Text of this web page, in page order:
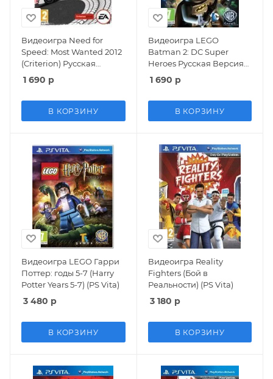
Видеоигра Need for
Speed: Most Wanted 2012
(Criterion) Русская
Версия (PS Vita) USED Б/
1 690 р
В КОРЗИНУ
Видеоигра LEGO
Batman 2: DC Super
Heroes Русская Версия
(PS Vita) USED Б/У
1 690 р
В КОРЗИНУ
Видеоигра LEGO Гарри
Поттер: годы 5-7 (Harry
Potter Years 5-7) (PS Vita)
3 480 р
В КОРЗИНУ
Видеоигра Reality
Fighters (Бой в
Реальности) (PS Vita)
3 180 р
В КОРЗИНУ